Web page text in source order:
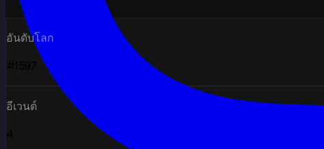
อันดับโลก
อีเวนต์